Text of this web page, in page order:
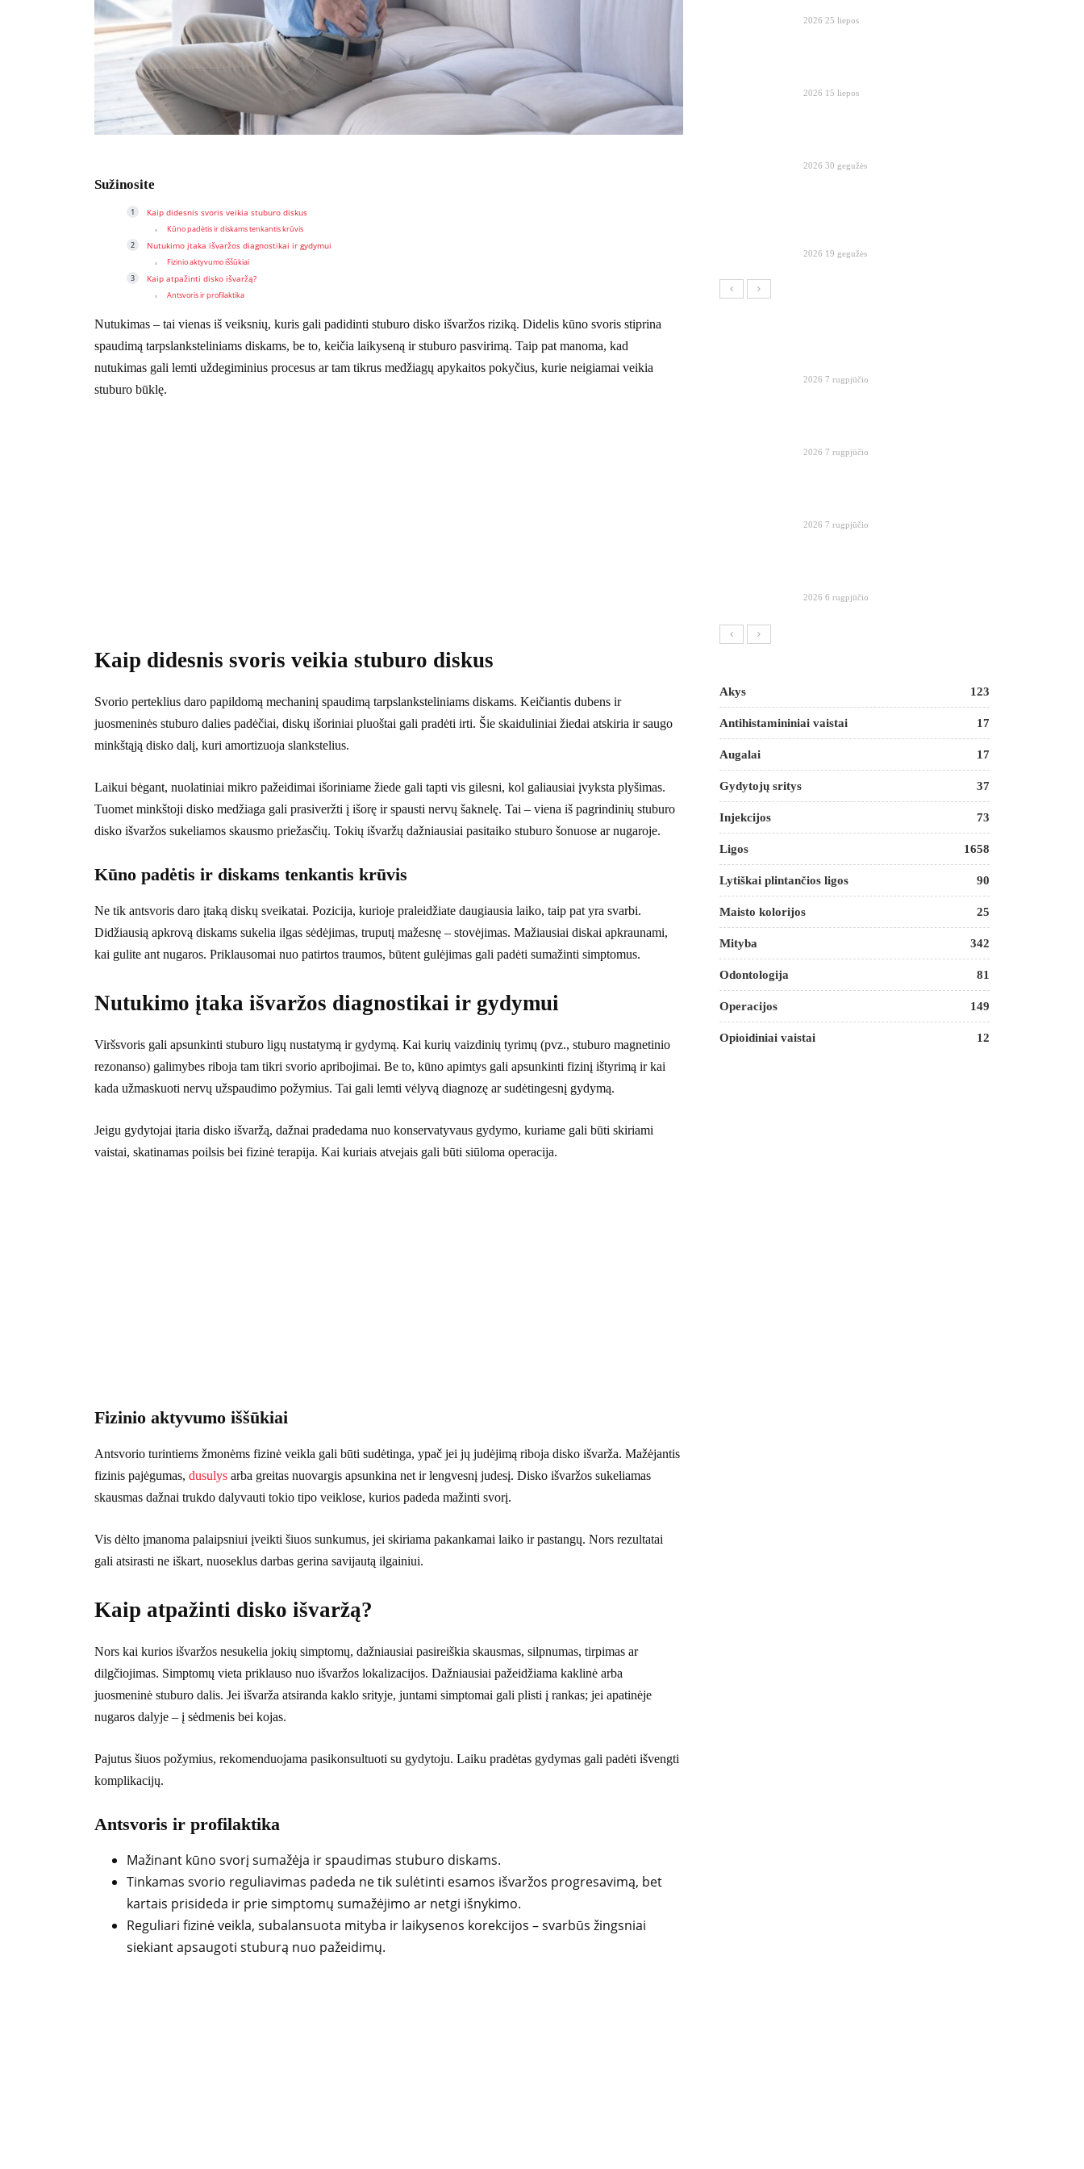
Sužinosite
Kaip didesnis svoris veikia stuburo diskus
Kūno padėtis ir diskams tenkantis krūvis
Nutukimo įtaka išvaržos diagnostikai ir gydymui
Fizinio aktyvumo iššūkiai
Kaip atpažinti disko išvaržą?
Antsvoris ir profilaktika
Nutukimas – tai vienas iš veiksnių, kuris gali padidinti stuburo disko išvaržos riziką. Didelis kūno svoris stiprina
spaudimą tarpslanksteliniams diskams, be to, keičia laikyseną ir stuburo pasvirimą. Taip pat manoma, kad
nutukimas gali lemti uždegiminius procesus ar tam tikrus medžiagų apykaitos pokyčius, kurie neigiamai veikia
stuburo būklę.
Kaip didesnis svoris veikia stuburo diskus
Svorio perteklius daro papildomą mechaninį spaudimą tarpslanksteliniams diskams. Keičiantis dubens ir
juosmeninės stuburo dalies padėčiai, diskų išoriniai pluoštai gali pradėti irti. Šie skaiduliniai žiedai atskiria ir saugo
minkštąją disko dalį, kuri amortizuoja slankstelius.
Laikui bėgant, nuolatiniai mikro pažeidimai išoriniame žiede gali tapti vis gilesni, kol galiausiai įvyksta plyšimas.
Tuomet minkštoji disko medžiaga gali prasiveržti į išorę ir spausti nervų šaknelę. Tai – viena iš pagrindinių stuburo
disko išvaržos sukeliamos skausmo priežasčių. Tokių išvaržų dažniausiai pasitaiko stuburo šonuose ar nugaroje.
Kūno padėtis ir diskams tenkantis krūvis
Ne tik antsvoris daro įtaką diskų sveikatai. Pozicija, kurioje praleidžiate daugiausia laiko, taip pat yra svarbi.
Didžiausią apkrovą diskams sukelia ilgas sėdėjimas, truputį mažesnę – stovėjimas. Mažiausiai diskai apkraunami,
kai gulite ant nugaros. Priklausomai nuo patirtos traumos, būtent gulėjimas gali padėti sumažinti simptomus.
Nutukimo įtaka išvaržos diagnostikai ir gydymui
Viršsvoris gali apsunkinti stuburo ligų nustatymą ir gydymą. Kai kurių vaizdinių tyrimų (pvz., stuburo magnetinio
rezonanso) galimybes riboja tam tikri svorio apribojimai. Be to, kūno apimtys gali apsunkinti fizinį ištyrimą ir kai
kada užmaskuoti nervų užspaudimo požymius. Tai gali lemti vėlyvą diagnozę ar sudėtingesnį gydymą.
Jeigu gydytojai įtaria disko išvaržą, dažnai pradedama nuo konservatyvaus gydymo, kuriame gali būti skiriami
vaistai, skatinamas poilsis bei fizinė terapija. Kai kuriais atvejais gali būti siūloma operacija.
Fizinio aktyvumo iššūkiai
Antsvorio turintiems žmonėms fizinė veikla gali būti sudėtinga, ypač jei jų judėjimą riboja disko išvarža. Mažėjantis
fizinis pajėgumas, dusulys arba greitas nuovargis apsunkina net ir lengvesnį judesį. Disko išvaržos sukeliamas
skausmas dažnai trukdo dalyvauti tokio tipo veiklose, kurios padeda mažinti svorį.
Vis dėlto įmanoma palaipsniui įveikti šiuos sunkumus, jei skiriama pakankamai laiko ir pastangų. Nors rezultatai
gali atsirasti ne iškart, nuoseklus darbas gerina savijautą ilgainiui.
Kaip atpažinti disko išvaržą?
Nors kai kurios išvaržos nesukelia jokių simptomų, dažniausiai pasireiškia skausmas, silpnumas, tirpimas ar
dilgčiojimas. Simptomų vieta priklauso nuo išvaržos lokalizacijos. Dažniausiai pažeidžiama kaklinė arba
juosmeninė stuburo dalis. Jei išvarža atsiranda kaklo srityje, juntami simptomai gali plisti į rankas; jei apatinėje
nugaros dalyje – į sėdmenis bei kojas.
Pajutus šiuos požymius, rekomenduojama pasikonsultuoti su gydytoju. Laiku pradėtas gydymas gali padėti išvengti
komplikacijų.
Antsvoris ir profilaktika
Mažinant kūno svorį sumažėja ir spaudimas stuburo diskams.
Tinkamas svorio reguliavimas padeda ne tik sulėtinti esamos išvaržos progresavimą, bet
kartais prisideda ir prie simptomų sumažėjimo ar netgi išnykimo.
Reguliari fizinė veikla, subalansuota mityba ir laikysenos korekcijos – svarbūs žingsniai
siekiant apsaugoti stuburą nuo pažeidimų.
2026 25 liepos
2026 15 liepos
2026 30 gegužės
2026 19 gegužės
2026 7 rugpjūčio
2026 7 rugpjūčio
2026 7 rugpjūčio
2026 6 rugpjūčio
Akys 123
Antihistamininiai vaistai 17
Augalai 17
Gydytojų sritys 37
Injekcijos 73
Ligos 1658
Lytiškai plintančios ligos 90
Maisto kolorijos 25
Mityba 342
Odontologija 81
Operacijos 149
Opioidiniai vaistai 12